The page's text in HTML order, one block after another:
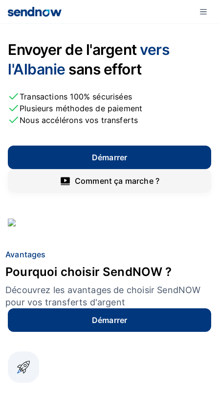
Envoyer de l'argentvers
l'Albanie sans effort
Transactions 100% sécurisées
Plusieurs méthodes de paiement
Nous accélérons vos transferts
Démarrer
Comment ça marche ?
Avantages
Pourquoi choisir SendNOW ?
Découvrez les avantages de choisir SendNOW
pour vos transferts d'argent
Démarrer